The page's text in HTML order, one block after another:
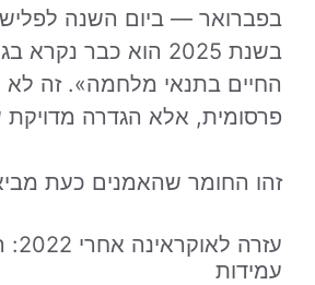
בפברואר — ביום השנה
בשנת 2025 הוא כבר
החיים בתנאי מלחמה». זה לא
פרסומית, אלא הגדרה מדויקת
זהו החומר שהאמנים כעת
עמידות